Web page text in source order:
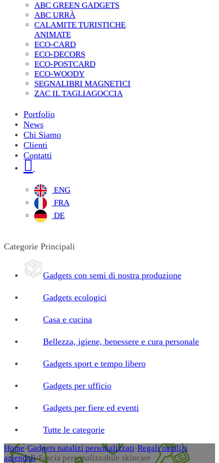
ABC GREEN GADGETS
ABC URRÀ
CALAMITE TURISTICHE
ANIMATE
ECO-CARD
ECO-DECORS
ECO-POSTCARD
ECO-WOODY
SEGNALIBRI MAGNETICI
ZAC IL TAGLIAGOCCIA
Portfolio
News
Chi Siamo
Clienti
Contatti
ENG
FRA
DE
Categorie Principali
Gadgets con semi di nostra produzione
Gadgets ecologici
Casa e cucina
Bellezza, igiene, benessere e cura personale
Gadgets sport e tempo libero
Gadgets per ufficio
Gadgets per fiere ed eventi
Tutte le categorie
Home›Gadgets natalizi personalizzati›Regali natalizi
aziendali›Fascia personalizzabile skincare